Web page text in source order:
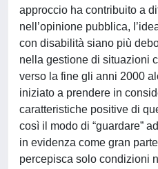
approccio ha contribuito a
nell’opinione pubblica,
con disabilità siano più
nella gestione di situazioni
verso la fine gli anni 2000
iniziato a prendere in
caratteristiche positive di
così il modo di “guardare”
in evidenza come gran
percepisca solo condizioni